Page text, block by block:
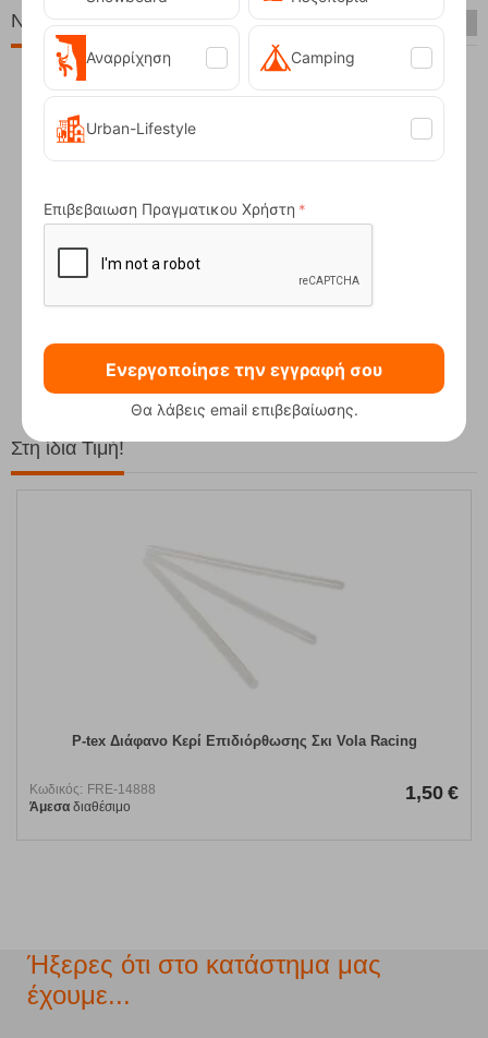
Νέες Παραλαβές
Στη ίδια Τιμή!
P-tex Διάφανο Κερί Επιδιόρθωσης Σκι Vola Racing
Κωδικός: FRE-14888
Άμεσα διαθέσιμο
1,50 €
Ήξερες ότι στο κατάστημα μας
έχουμε...
Αναρρίχηση Camping
Urban-Lifestyle
Επιβεβαιωση Πραγματικου Χρήστη
Ενεργοποίησε την εγγραφή σου
Θα λάβεις email επιβεβαίωσης.